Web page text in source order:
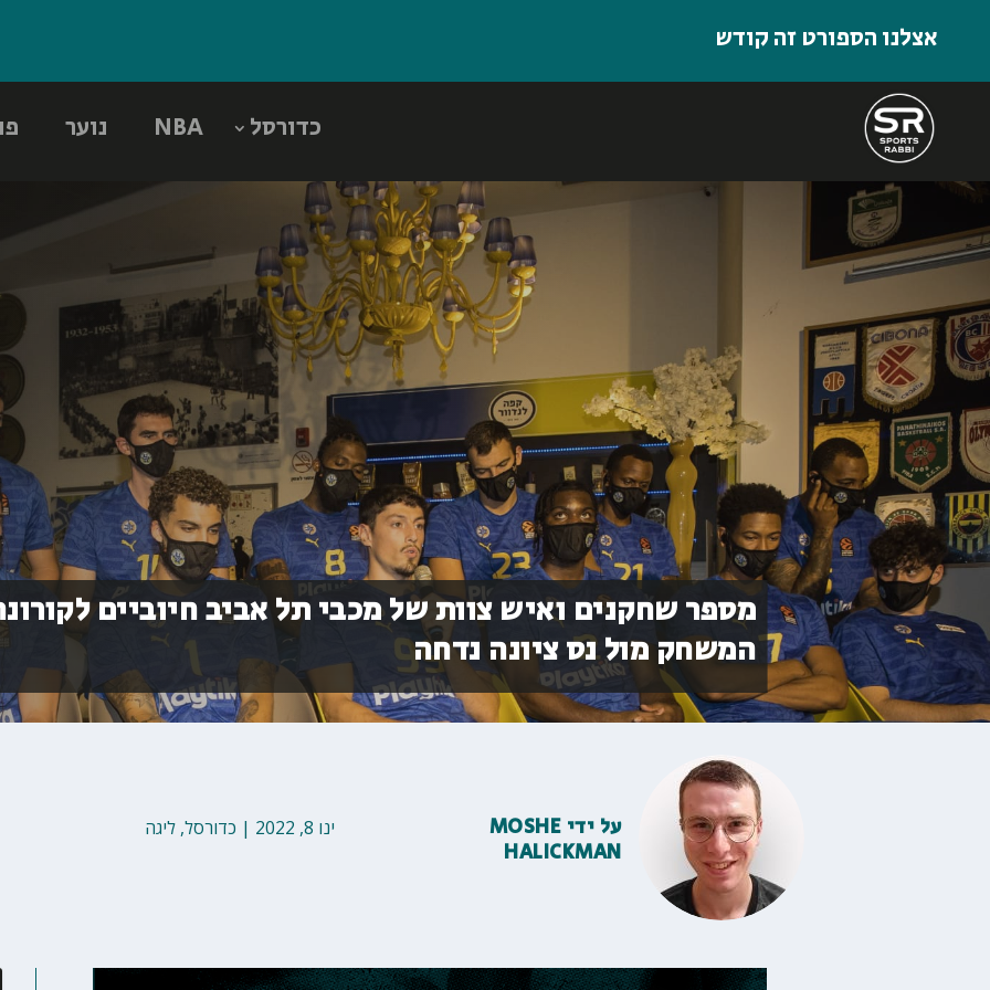
אצלנו הספורט זה קודש
כדורסל NBA נוער
מספר שחקנים ואיש צוות של מכבי תל אביב חיוביים
המשחק מול נס ציונה נדחה
ינו 8, 2022 | כדורסל,ליגה על ידי MOSHE
HALICKMAN